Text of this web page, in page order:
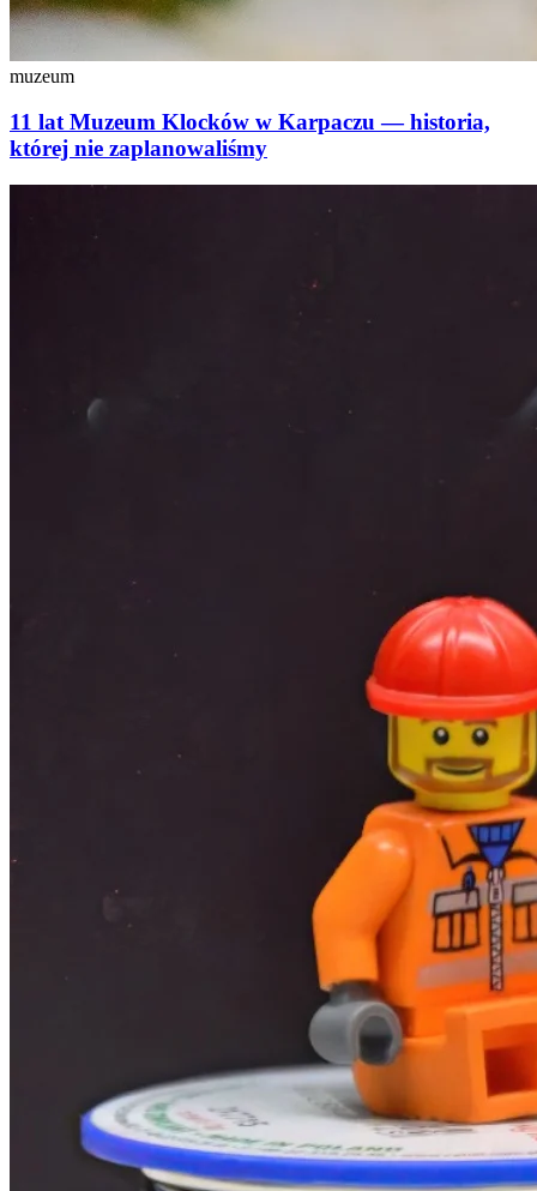
muzeum
11 lat Muzeum Klocków w Karpaczu — historia,
której nie zaplanowaliśmy